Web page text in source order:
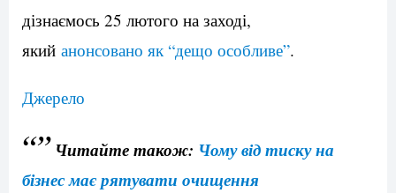
дізнаємось 25 лютого на заході,
який анонсовано як “дещо особливе”.
Джерело
“” Читайте також: Чому від тиску на
бізнес має рятувати очищення